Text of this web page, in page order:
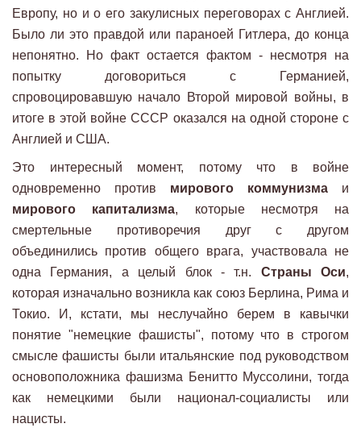
Европу, но и о его закулисных переговорах с Англией.
Было ли это правдой или параноей Гитлера, до конца
непонятно. Но факт остается фактом - несмотря на
попытку договориться с Германией,
спровоцировавшую начало Второй мировой войны, в
итоге в этой войне СССР оказался на одной стороне с
Англией и США.
Это интересный момент, потому что в войне
одновременно против мирового коммунизма и
мирового капитализма, которые несмотря на
смертельные противоречия друг с другом
объединились против общего врага, участвовала не
одна Германия, а целый блок - т.н. Страны Оси,
которая изначально возникла как союз Берлина, Рима и
Токио. И, кстати, мы неслучайно берем в кавычки
понятие "немецкие фашисты", потому что в строгом
смысле фашисты были итальянские под руководством
основоположника фашизма Бенитто Муссолини, тогда
как немецкими были национал-социалисты или
нацисты.